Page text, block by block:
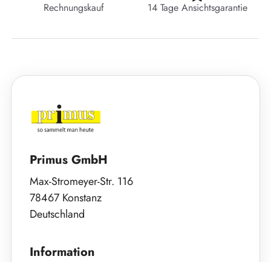
Rechnungskauf 14 Tage Ansichtsgarantie
Primus GmbH
Max-Stromeyer-Str. 116
78467 Konstanz
Deutschland
Information